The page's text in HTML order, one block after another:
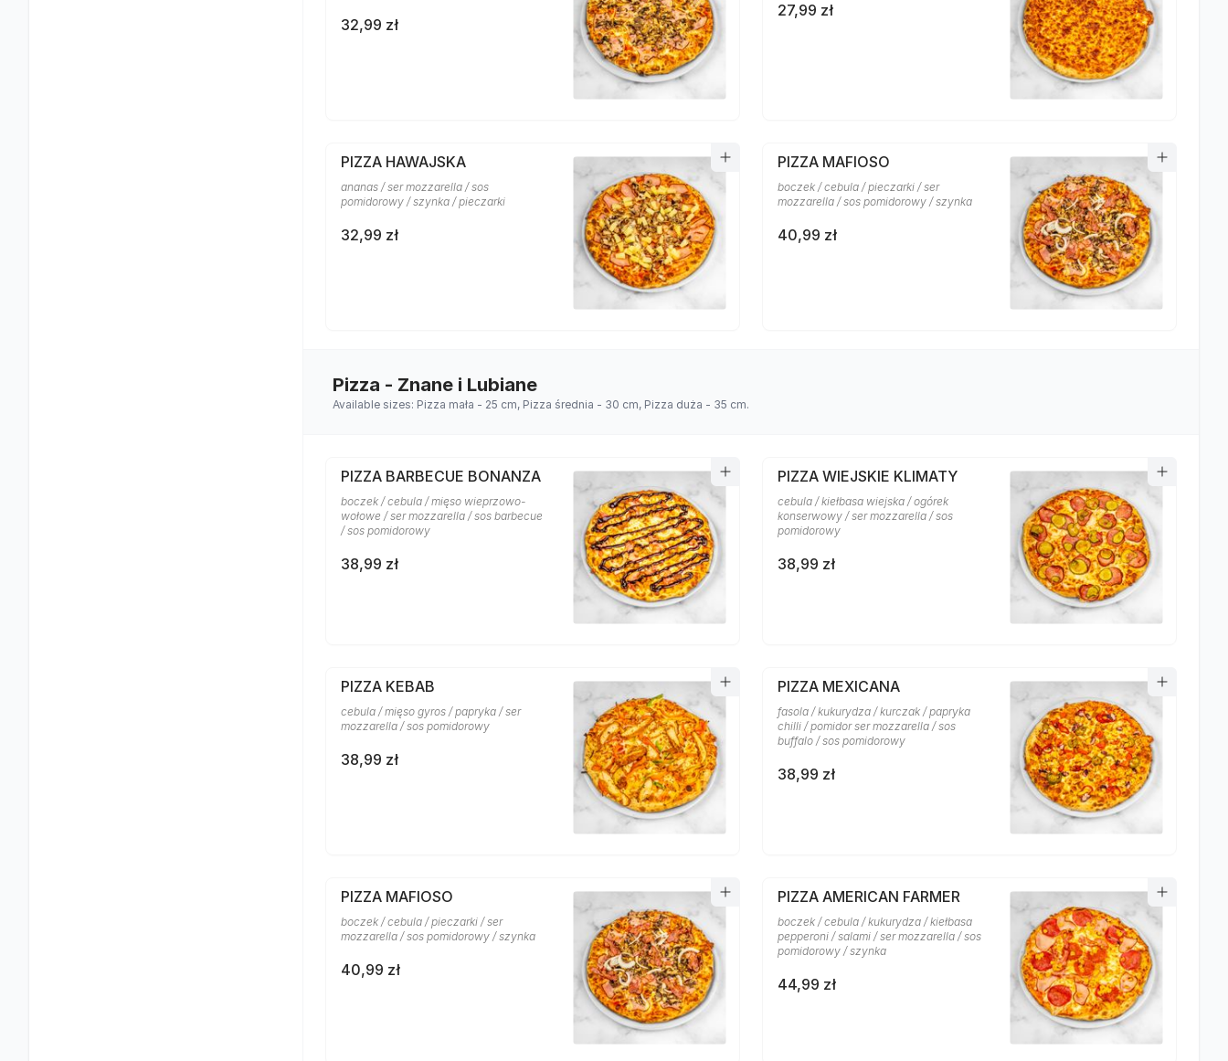
32,99 zł
27,99 zł
PIZZA HAWAJSKA
ananas / ser mozzarella / sos
pomidorowy / szynka / pieczarki
32,99 zł
PIZZA MAFIOSO
boczek / cebula / pieczarki / ser
mozzarella / sos pomidorowy / szynka
40,99 zł
Pizza - Znane i Lubiane
Available sizes: Pizza mała - 25 cm, Pizza średnia - 30 cm, Pizza duża - 35 cm.
PIZZA BARBECUE BONANZA
boczek / cebula / mięso wieprzowo-
wołowe / ser mozzarella / sos barbecue
/ sos pomidorowy
38,99 zł
PIZZA WIEJSKIE KLIMATY
cebula / kiełbasa wiejska / ogórek
konserwowy / ser mozzarella / sos
pomidorowy
38,99 zł
PIZZA KEBAB
cebula / mięso gyros / papryka / ser
mozzarella / sos pomidorowy
38,99 zł
PIZZA MEXICANA
fasola / kukurydza / kurczak / papryka
chilli / pomidor ser mozzarella / sos
buffalo / sos pomidorowy
38,99 zł
PIZZA MAFIOSO
boczek / cebula / pieczarki / ser
mozzarella / sos pomidorowy / szynka
40,99 zł
PIZZA AMERICAN FARMER
boczek / cebula / kukurydza / kiełbasa
pepperoni / salami / ser mozzarella / sos
pomidorowy / szynka
44,99 zł